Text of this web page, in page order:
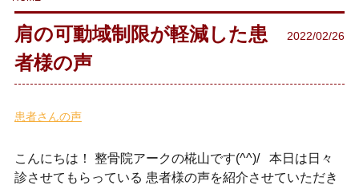
肩の可動域制限が軽減した患
者様の声
2022/02/26
患者さんの声
こんにちは！ 整骨院アークの椛山です(^^)/ 本日は日々
診させてもらっている 患者様の声を紹介させていただき